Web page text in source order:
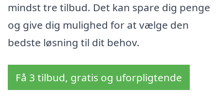
mindst tre tilbud. Det kan spare dig penge
og give dig mulighed for at vælge den
bedste løsning til dit behov.
Få 3 tilbud, gratis og uforpligtende